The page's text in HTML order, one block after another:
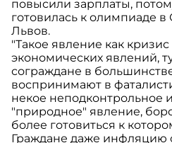
повысили зарплаты,
готовилась к олимпиаде в
Львов.
"Такое явление как
экономических явлений,
сограждане в
воспринимают в
некое неподконтрольное
"природное" явление,
более готовиться к
Граждане даже инфляцию